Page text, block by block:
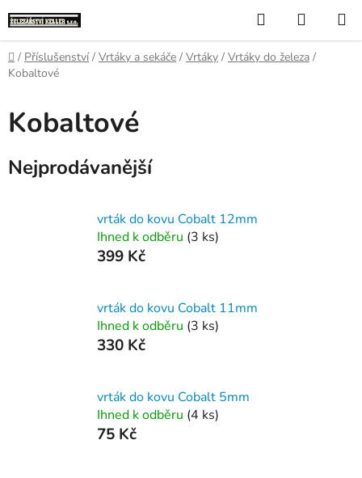
na
obsah
Hledat
KOŠÍK
Domů
/ Příslušenství / Vrtáky a sekáče / Vrtáky / Vrtáky do železa /
Kobaltové
Kobaltové
Nejprodávanější
vrták do kovu Cobalt 12mm
Ihned k odběru (3 ks)
399 Kč
vrták do kovu Cobalt 11mm
Ihned k odběru (3 ks)
330 Kč
vrták do kovu Cobalt 5mm
Ihned k odběru (4 ks)
75 Kč